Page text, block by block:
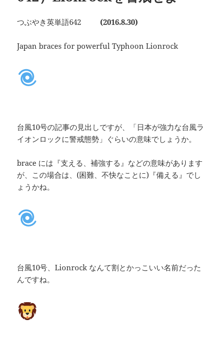
つぶやき英単語642 (2016.8.30)
Japan braces for powerful Typhoon Lionrock
台風10号の記事の見出しですが、「日本が強力な台風ラ
イオンロックに警戒態勢」ぐらいの意味でしょうか。
brace には『支える、補強する』などの意味があります
が、この場合は、(困難、不快なことに)『備える』でし
ょうかね。
台風10号、Lionrock なんて割とかっこいい名前だった
んですね。